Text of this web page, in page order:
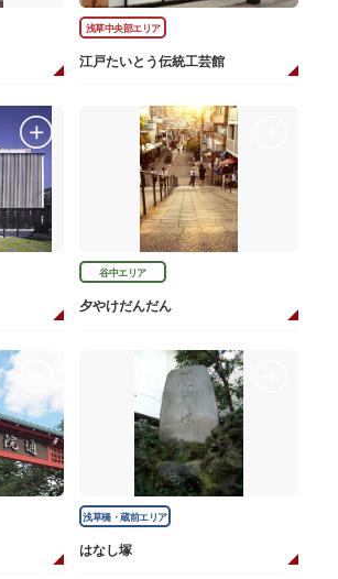
浅草中央部エリア
江戸たいとう伝統工芸館
谷中エリア
夕やけだんだん
浅草橋・蔵前エリア
はなし塚